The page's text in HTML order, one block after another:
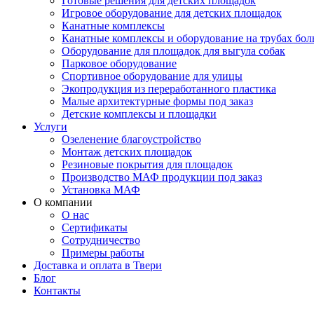
Игровое оборудование для детских площадок
Канатные комплексы
Канатные комплексы и оборудование на трубах
Оборудование для площадок для выгула собак
Парковое оборудование
Спортивное оборудование для улицы
Экопродукция из переработанного пластика
Малые архитектурные формы под заказ
Детские комплексы и площадки
Услуги
Озеленение благоустройство
Монтаж детских площадок
Резиновые покрытия для площадок
Производство МАФ продукции под заказ
Установка МАФ
О компании
О нас
Сертификаты
Сотрудничество
Примеры работы
Доставка и оплата в Твери
Блог
Контакты